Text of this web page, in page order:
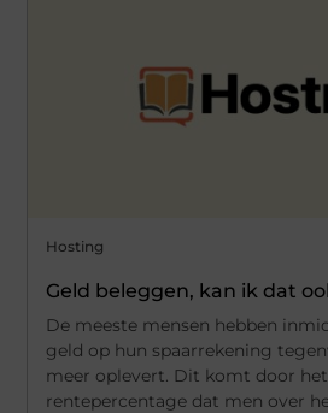
Hosting
Geld beleggen, kan ik dat
De meeste mensen hebben
geld op hun spaarrekening
meer oplevert. Dit komt door
rentepercentage dat men over